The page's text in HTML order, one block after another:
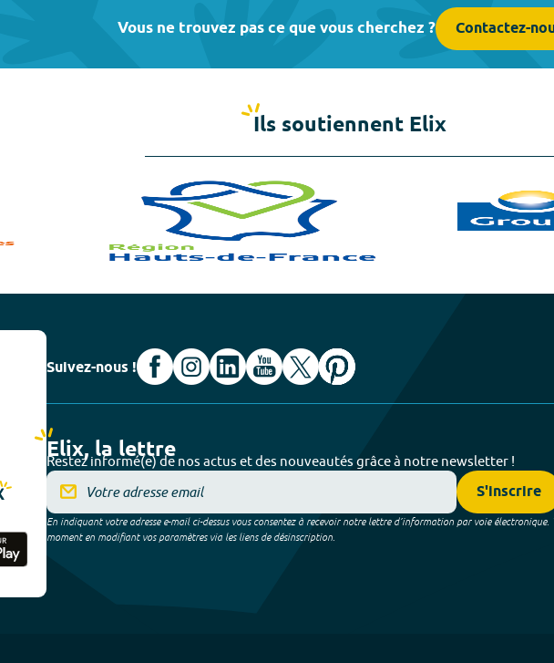
Vous ne trouvez pas ce que vous cherchez ? Contactez-
Ils soutiennent Elix
Suivez-nous !
Elix, la lettre
Restez informé(e) de nos actus et des nouveautés grâce à notre newsletter !
S'inscrire
En indiquant votre adresse e-mail ci-dessus vous consentez à recevoir notre lettre d’information par voie électronique.
moment en modifiant vos paramètres via les liens de désinscription.